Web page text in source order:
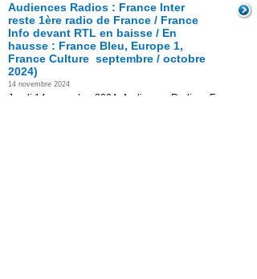
Audiences Radios : France Inter
reste 1ère radio de France / France
Info devant RTL en baisse / En
hausse : France Bleu, Europe 1,
France Culture septembre / octobre
2024)
14 novembre 2024
Jeudi 14 novembre 2024- Audiences Radios : France